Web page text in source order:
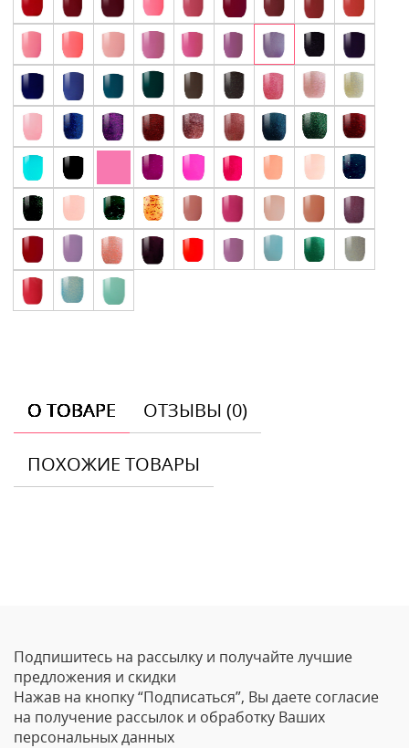
О ТОВАРЕ ОТЗЫВЫ (0)
ПОХОЖИЕ ТОВАРЫ
Ваше Имя
Email
Подпишитесь на рассылку и получайте лучшие
предложения и скидки
Нажав на кнопку “Подписаться”, Вы даете согласие
на получение рассылок и обработку Ваших
персональных данных